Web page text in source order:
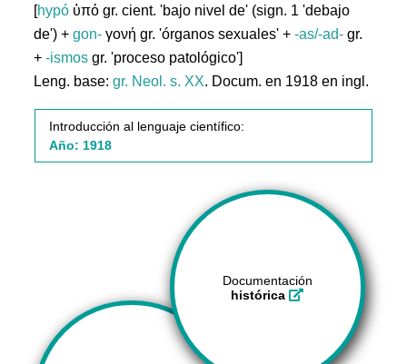
[hypó ὑπό gr. cient. 'bajo nivel de' (sign. 1 'debajo
de') +gon- γονή gr. 'órganos sexuales' +-as/-ad- gr.
+-ismos gr. 'proceso patológico']
Leng. base:gr. Neol. s. XX. Docum. en 1918 en ingl.
Introducción al lenguaje científico:
Año: 1918
Documentación
histórica